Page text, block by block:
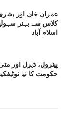
عمران خان اور
کلاس سے بہتر
اسلام آباد
پیٹرول، ڈیزل اور
حکومت کا نیا